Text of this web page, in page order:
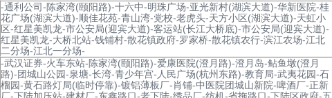
-通利公司-陈家湾(颐阳路)-十六中-明珠广场-亚光新村(湖滨大道)-华新医院-桂
花广场(湖滨大道)-顺佳花苑-青山湾-党校-老虎头-天方小区(湖滨大道)-天虹小
区-红星美凯龙-市公安局(迎宾大道)-客运站(长江大桥底)-市公安局(迎宾大道)-
红星美凯龙-大桥北站-钱铺村-散花镇政府-罗家桥-散花镇农行-滨江农场-江北
二分场-江北一分场-
-武汉证券-火车东站-陈家湾(颐阳路)-爱康医院(澄月路)-澄月岛-鲇鱼墩(澄月
路)-团城山公园-泉塘-长湾-青少年宫-人民广场(杭州东路)-教育局-武夷花园-石
榴园-黄石路灯局(临时停靠)-镀铝薄板厂-肖铺-中医院团城山新院-啤酒厂-正新